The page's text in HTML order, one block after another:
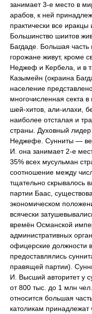
занимает 3-е место в
арабов, к ней
практически все
Большинство шиитов
Багдаде. Большая
горожане живут, кроме
Неджеф и Кербела, и в
Казымейн (окраина
население
многочисленная секта
шей-хитов, али-илахи,
наиболее отсталая и
страны. Духовный
Неджефе. Сунниты —
И. она занимает 2-е
35% всех мусульман
соотношение между
тщательно скрывалось
партии Баас,
экономическом
всячески
времён Османской
административных
офицерские должности
предоставлялись
правящей партии).
И. Высший авторитет у
от 800 тыс. до 1 млн
относится большая
католикам принадлежат